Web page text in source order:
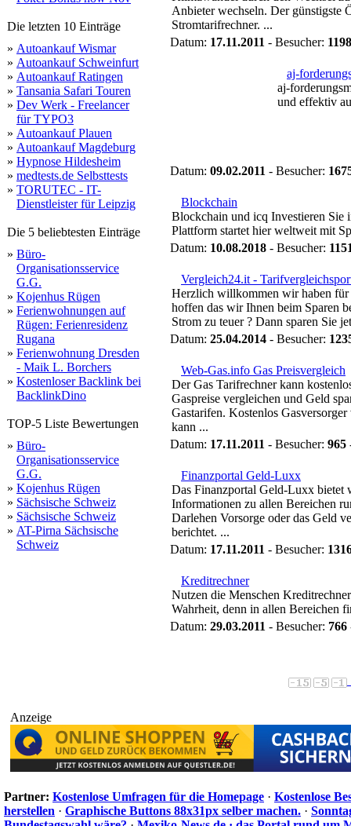
Die letzten 10 Einträge
» Autoankauf Wismar
» Autoankauf Schweinfurt
» Autoankauf Ratingen
» Tansania Safari Touren
» Dev Werk - Freelancer
für TYPO3
» Autoankauf Plauen
» Autoankauf Magdeburg
» Hypnose Hildesheim
» medtests.de Selbsttests
» TORUTEC - IT-
Dienstleister für Leipzig
Die 5 beliebtesten Einträge
» Büro-
Organisationsservice
G.G.
» Kojenhus Rügen
» Ferienwohnungen auf
Rügen: Ferienresidenz
Rugana
» Ferienwohnung Dresden
- Maik L. Borchers
» Kostenloser Backlink bei
BacklinkDino
TOP-5 Liste Bewertungen
» Büro-
Organisationsservice
G.G.
» Kojenhus Rügen
» Sächsische Schweiz
» Sächsische Schweiz
» AT-Pirna Sächsische
Schweiz
Anbieter wechseln. Der günstigste
Stromtarifrechner. ...
Datum: 17.11.2011 - Besucher: 1198
aj-
aj-
und effektiv
Datum: 09.02.2011 - Besucher:
Blockchain
Blockchain und icq Investieren Sie
Plattform startet hier weltweit mit
Datum: 10.08.2018 - Besucher:
Vergleich24.it -
Herzlich willkommen wir haben für
hoffen das wir Ihnen beim Sparen
Strom zu teuer ? Dann sparen Sie
Datum: 25.04.2014 - Besucher:
Web-Gas.info Gas Preisvergleich
Der Gas Tarifrechner kann
Gaspreise vergleichen und Geld
Gastarifen. Kostenlos
kann ...
Datum: 17.11.2011 - Besucher: 965
Finanzportal Geld-Luxx
Das Finanzportal Geld-Luxx bietet
Informationen zu allen Bereichen
Darlehen Vorsorge oder das Geld
berichtet. ...
Datum: 17.11.2011 - Besucher:
Kreditrechner
Nutzen die Menschen
Wahrheit, denn in allen Bereichen
Datum: 29.03.2011 - Besucher: 766
Anzeige
Partner: Kostenlose Umfragen für die Homepage · Kostenlose
herstellen · Graphische Buttons 88x31px selber machen. ·